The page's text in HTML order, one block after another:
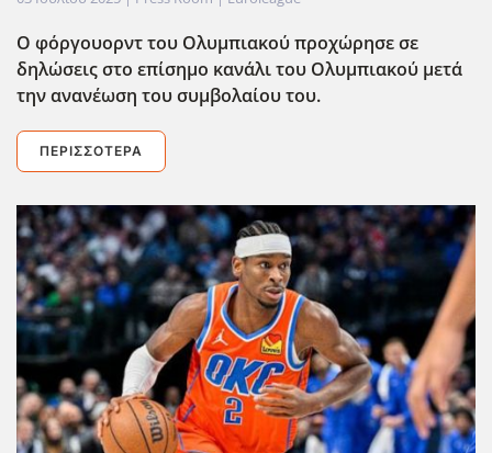
Ο φόργουορντ του Ολυμπιακού προχώρησε σε
δηλώσεις στο επίσημο κανάλι του Ολυμπιακού μετά
την ανανέωση του συμβολαίου του.
ΠΕΡΙΣΣΌΤΕΡΑ